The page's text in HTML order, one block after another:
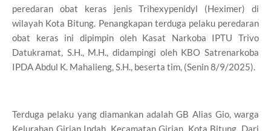
peredaran obat keras jenis Trihexypenidyl (Heximer) di
wilayah Kota Bitung. Penangkapan terduga pelaku peredaran
obat keras ini dipimpin oleh Kasat Narkoba IPTU Trivo
Datukramat, S.H., M.H., didampingi oleh KBO Satrenarkoba
IPDA Abdul K. Mahalieng, S.H., beserta tim, (Senin 8/9/2025).
Terduga pelaku yang diamankan adalah GB Alias Gio, warga
Kelurahan Girian Indah, Kecamatan Girian, Kota Bitung. Dari